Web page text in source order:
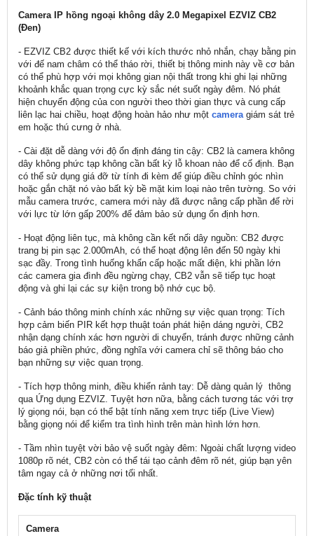
Camera IP hồng ngoại không dây 2.0 Megapixel EZVIZ CB2
(Đen)
- EZVIZ CB2 được thiết kế với kích thước nhỏ nhắn, chạy bằng pin
với đế nam châm có thể tháo rời, thiết bị thông minh này về cơ bản
có thể phù hợp với mọi không gian nội thất trong khi ghi lại những
khoảnh khắc quan trọng cực kỳ sắc nét suốt ngày đêm. Nó phát
hiện chuyển động của con người theo thời gian thực và cung cấp
liên lạc hai chiều, hoạt động hoàn hảo như một camera giám sát trẻ
em hoặc thú cưng ở nhà.
- Cài đặt dễ dàng với độ ổn định đáng tin cậy: CB2 là camera không
dây không phức tạp không cần bất kỳ lỗ khoan nào để cố định. Bạn
có thể sử dụng giá đỡ từ tính đi kèm để giúp điều chỉnh góc nhìn
hoặc gắn chặt nó vào bất kỳ bề mặt kim loại nào trên tường. So với
mẫu camera trước, camera mới này đã được nâng cấp phần đế rời
với lực từ lớn gấp 200% để đảm bảo sử dụng ổn định hơn.
- Hoạt động liên tục, mà không cần kết nối dây nguồn: CB2 được
trang bị pin sạc 2.000mAh, có thể hoạt động lên đến 50 ngày khi
sạc đầy. Trong tình huống khẩn cấp hoặc mất điện, khi phần lớn
các camera gia đình đều ngừng chạy, CB2 vẫn sẽ tiếp tục hoạt
động và ghi lại các sự kiện trong bộ nhớ cục bộ.
- Cảnh báo thông minh chính xác những sự việc quan trọng: Tích
hợp cảm biến PIR kết hợp thuật toán phát hiện dáng người, CB2
nhận dạng chính xác hơn người di chuyển, tránh được những cảnh
báo giả phiền phức, đồng nghĩa với camera chỉ sẽ thông báo cho
bạn những sự việc quan trọng.
- Tích hợp thông minh, điều khiển rảnh tay: Dễ dàng quản lý thông
qua Ứng dụng EZVIZ. Tuyệt hơn nữa, bằng cách tương tác với trợ
lý giọng nói, bạn có thể bật tính năng xem trực tiếp (Live View)
bằng giọng nói để kiểm tra tình hình trên màn hình lớn hơn.
- Tầm nhìn tuyệt vời bảo vệ suốt ngày đêm: Ngoài chất lượng video
1080p rõ nét, CB2 còn có thể tái tạo cảnh đêm rõ nét, giúp bạn yên
tâm ngay cả ở những nơi tối nhất.
Đặc tính kỹ thuật
Camera